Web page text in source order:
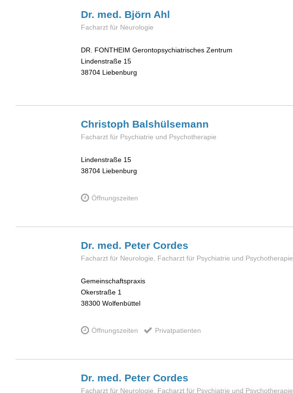
Dr. med. Björn Ahl
Facharzt für Neurologie
DR. FONTHEIM Gerontopsychiatrisches Zentrum
Lindenstraße 15
38704 Liebenburg
Christoph Balshülsemann
Facharzt für Psychiatrie und Psychotherapie
Lindenstraße 15
38704 Liebenburg
Öffnungszeiten
Dr. med. Peter Cordes
Facharzt für Neurologie, Facharzt für Psychiatrie und Psychotherapie
Gemeinschaftspraxis
Okerstraße 1
38300 Wolfenbüttel
Öffnungszeiten Privatpatienten
Dr. med. Peter Cordes
Facharzt für Neurologie, Facharzt für Psychiatrie und Psychotherapie